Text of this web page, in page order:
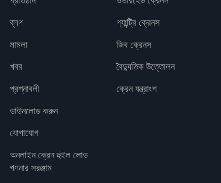
ব্লগ
মামলা
খবর
প্রশ্নাবলী
ডাউনলোড করুন
যোগাযোগ
অনলাইন ক্রেন হুইল লোড
গণনার সরঞ্জাম
গ্যান্ট্রি ক্রেনস
জিব ক্রেনস
বৈদ্যুতিক উত্তোলন
ক্রেন যন্ত্রাংশ